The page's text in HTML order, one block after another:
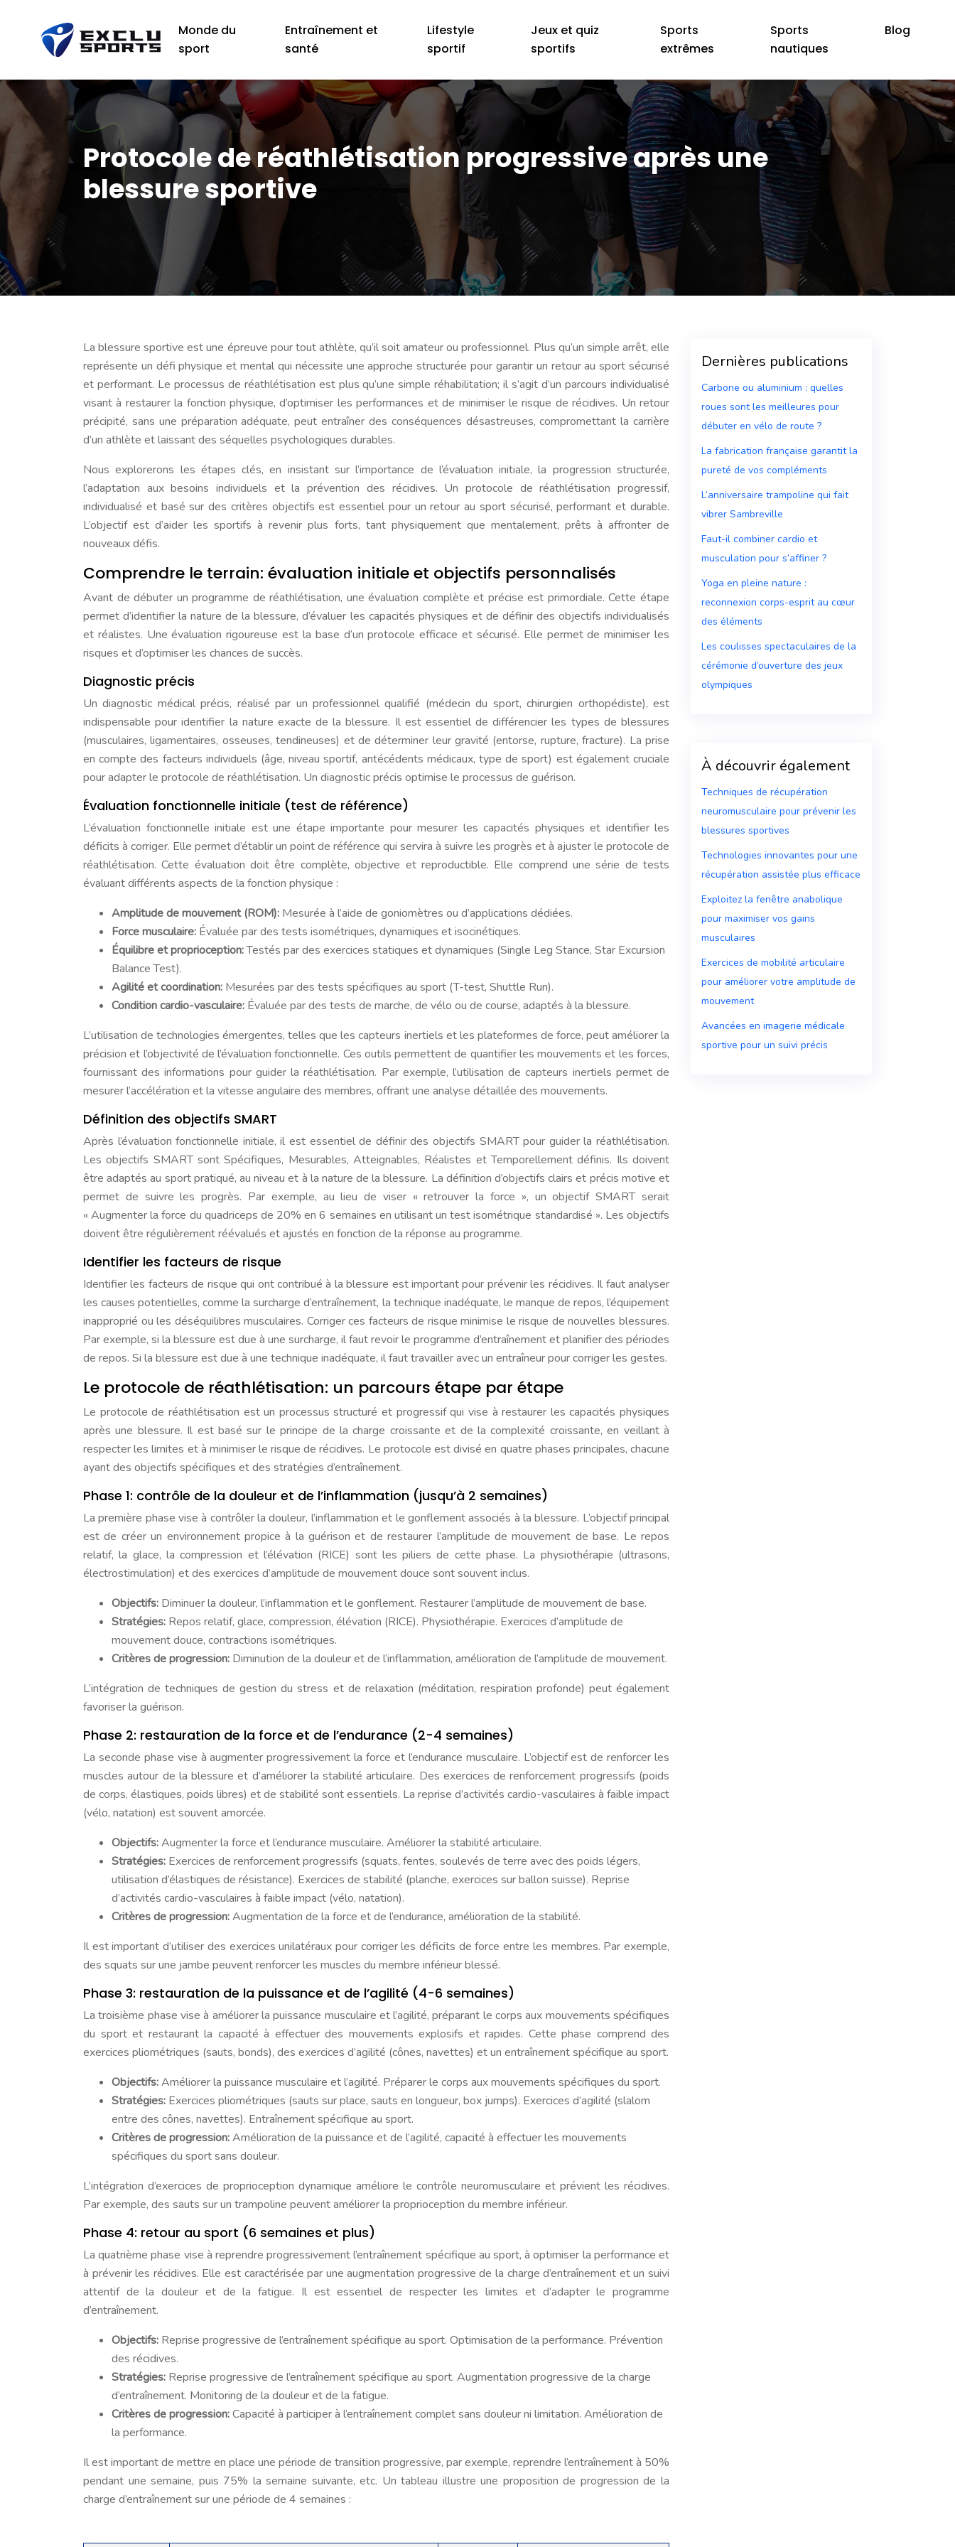
Monde du
sport
Entraînement et
santé
Lifestyle
sportif
Jeux et quiz
sportifs
Sports
extrêmes
Sports
nautiques
Blog
Protocole de réathlétisation progressive après une
blessure sportive
La blessure sportive est une épreuve pour tout athlète, qu’il soit amateur ou professionnel. Plus qu’un simple arrêt, elle
représente un défi physique et mental qui nécessite une approche structurée pour garantir un retour au sport sécurisé
et performant. Le processus de réathlétisation est plus qu’une simple réhabilitation; il s’agit d’un parcours individualisé
visant à restaurer la fonction physique, d’optimiser les performances et de minimiser le risque de récidives. Un retour
précipité, sans une préparation adéquate, peut entraîner des conséquences désastreuses, compromettant la carrière
d’un athlète et laissant des séquelles psychologiques durables.
Nous explorerons les étapes clés, en insistant sur l’importance de l’évaluation initiale, la progression structurée,
l’adaptation aux besoins individuels et la prévention des récidives. Un protocole de réathlétisation progressif,
individualisé et basé sur des critères objectifs est essentiel pour un retour au sport sécurisé, performant et durable.
L’objectif est d’aider les sportifs à revenir plus forts, tant physiquement que mentalement, prêts à affronter de
nouveaux défis.
Comprendre le terrain: évaluation initiale et objectifs personnalisés
Avant de débuter un programme de réathlétisation, une évaluation complète et précise est primordiale. Cette étape
permet d’identifier la nature de la blessure, d’évaluer les capacités physiques et de définir des objectifs individualisés
et réalistes. Une évaluation rigoureuse est la base d’un protocole efficace et sécurisé. Elle permet de minimiser les
risques et d’optimiser les chances de succès.
Diagnostic précis
Un diagnostic médical précis, réalisé par un professionnel qualifié (médecin du sport, chirurgien orthopédiste), est
indispensable pour identifier la nature exacte de la blessure. Il est essentiel de différencier les types de blessures
(musculaires, ligamentaires, osseuses, tendineuses) et de déterminer leur gravité (entorse, rupture, fracture). La prise
en compte des facteurs individuels (âge, niveau sportif, antécédents médicaux, type de sport) est également cruciale
pour adapter le protocole de réathlétisation. Un diagnostic précis optimise le processus de guérison.
Évaluation fonctionnelle initiale (test de référence)
L’évaluation fonctionnelle initiale est une étape importante pour mesurer les capacités physiques et identifier les
déficits à corriger. Elle permet d’établir un point de référence qui servira à suivre les progrès et à ajuster le protocole de
réathlétisation. Cette évaluation doit être complète, objective et reproductible. Elle comprend une série de tests
évaluant différents aspects de la fonction physique :
Amplitude de mouvement (ROM): Mesurée à l’aide de goniomètres ou d’applications dédiées.
Force musculaire: Évaluée par des tests isométriques, dynamiques et isocinétiques.
Équilibre et proprioception:Testés par des exercices statiques et dynamiques (Single Leg Stance, Star Excursion
Balance Test).
Agilité et coordination: Mesurées par des tests spécifiques au sport (T-test, Shuttle Run).
Condition cardio-vasculaire: Évaluée par des tests de marche, de vélo ou de course, adaptés à la blessure.
L’utilisation de technologies émergentes, telles que les capteurs inertiels et les plateformes de force, peut améliorer la
précision et l’objectivité de l’évaluation fonctionnelle. Ces outils permettent de quantifier les mouvements et les forces,
fournissant des informations pour guider la réathlétisation. Par exemple, l’utilisation de capteurs inertiels permet de
mesurer l’accélération et la vitesse angulaire des membres, offrant une analyse détaillée des mouvements.
Définition des objectifs SMART
Après l’évaluation fonctionnelle initiale, il est essentiel de définir des objectifs SMART pour guider la réathlétisation.
Les objectifs SMART sont Spécifiques, Mesurables, Atteignables, Réalistes et Temporellement définis. Ils doivent
être adaptés au sport pratiqué, au niveau et à la nature de la blessure. La définition d’objectifs clairs et précis motive et
permet de suivre les progrès. Par exemple, au lieu de viser « retrouver la force », un objectif SMART serait
« Augmenter la force du quadriceps de 20% en 6 semaines en utilisant un test isométrique standardisé ». Les objectifs
doivent être régulièrement réévalués et ajustés en fonction de la réponse au programme.
Identifier les facteurs de risque
Identifier les facteurs de risque qui ont contribué à la blessure est important pour prévenir les récidives. Il faut analyser
les causes potentielles, comme la surcharge d’entraînement, la technique inadéquate, le manque de repos, l’équipement
inapproprié ou les déséquilibres musculaires. Corriger ces facteurs de risque minimise le risque de nouvelles blessures.
Par exemple, si la blessure est due à une surcharge, il faut revoir le programme d’entraînement et planifier des périodes
de repos. Si la blessure est due à une technique inadéquate, il faut travailler avec un entraîneur pour corriger les gestes.
Le protocole de réathlétisation: un parcours étape par étape
Le protocole de réathlétisation est un processus structuré et progressif qui vise à restaurer les capacités physiques
après une blessure. Il est basé sur le principe de la charge croissante et de la complexité croissante, en veillant à
respecter les limites et à minimiser le risque de récidives. Le protocole est divisé en quatre phases principales, chacune
ayant des objectifs spécifiques et des stratégies d’entraînement.
Phase 1: contrôle de la douleur et de l’inflammation (jusqu’à 2 semaines)
La première phase vise à contrôler la douleur, l’inflammation et le gonflement associés à la blessure. L’objectif principal
est de créer un environnement propice à la guérison et de restaurer l’amplitude de mouvement de base. Le repos
relatif, la glace, la compression et l’élévation (RICE) sont les piliers de cette phase. La physiothérapie (ultrasons,
électrostimulation) et des exercices d’amplitude de mouvement douce sont souvent inclus.
Objectifs: Diminuer la douleur, l’inflammation et le gonflement. Restaurer l’amplitude de mouvement de base.
Stratégies: Repos relatif, glace, compression, élévation (RICE). Physiothérapie. Exercices d’amplitude de
mouvement douce, contractions isométriques.
Critères de progression: Diminution de la douleur et de l’inflammation, amélioration de l’amplitude de mouvement.
L’intégration de techniques de gestion du stress et de relaxation (méditation, respiration profonde) peut également
favoriser la guérison.
Phase 2: restauration de la force et de l’endurance (2-4 semaines)
La seconde phase vise à augmenter progressivement la force et l’endurance musculaire. L’objectif est de renforcer les
muscles autour de la blessure et d’améliorer la stabilité articulaire. Des exercices de renforcement progressifs (poids
de corps, élastiques, poids libres) et de stabilité sont essentiels. La reprise d’activités cardio-vasculaires à faible impact
(vélo, natation) est souvent amorcée.
Objectifs:Augmenter la force et l’endurance musculaire. Améliorer la stabilité articulaire.
Stratégies: Exercices de renforcement progressifs (squats, fentes, soulevés de terre avec des poids légers,
utilisation d’élastiques de résistance). Exercices de stabilité (planche, exercices sur ballon suisse). Reprise
d’activités cardio-vasculaires à faible impact (vélo, natation).
Critères de progression:Augmentation de la force et de l’endurance, amélioration de la stabilité.
Il est important d’utiliser des exercices unilatéraux pour corriger les déficits de force entre les membres. Par exemple,
des squats sur une jambe peuvent renforcer les muscles du membre inférieur blessé.
Phase 3: restauration de la puissance et de l’agilité (4-6 semaines)
La troisième phase vise à améliorer la puissance musculaire et l’agilité, préparant le corps aux mouvements spécifiques
du sport et restaurant la capacité à effectuer des mouvements explosifs et rapides. Cette phase comprend des
exercices pliométriques (sauts, bonds), des exercices d’agilité (cônes, navettes) et un entraînement spécifique au sport.
Objectifs:Améliorer la puissance musculaire et l’agilité. Préparer le corps aux mouvements spécifiques du sport.
Stratégies: Exercices pliométriques (sauts sur place, sauts en longueur, box jumps). Exercices d’agilité (slalom
entre des cônes, navettes). Entraînement spécifique au sport.
Critères de progression:Amélioration de la puissance et de l’agilité, capacité à effectuer les mouvements
spécifiques du sport sans douleur.
L’intégration d’exercices de proprioception dynamique améliore le contrôle neuromusculaire et prévient les récidives.
Par exemple, des sauts sur un trampoline peuvent améliorer la proprioception du membre inférieur.
Phase 4: retour au sport (6 semaines et plus)
La quatrième phase vise à reprendre progressivement l’entraînement spécifique au sport, à optimiser la performance et
à prévenir les récidives. Elle est caractérisée par une augmentation progressive de la charge d’entraînement et un suivi
attentif de la douleur et de la fatigue. Il est essentiel de respecter les limites et d’adapter le programme
d’entraînement.
Objectifs: Reprise progressive de l’entraînement spécifique au sport. Optimisation de la performance. Prévention
des récidives.
Stratégies: Reprise progressive de l’entraînement spécifique au sport. Augmentation progressive de la charge
d’entraînement. Monitoring de la douleur et de la fatigue.
Critères de progression:Capacité à participer à l’entraînement complet sans douleur ni limitation. Amélioration de
la performance.
Il est important de mettre en place une période de transition progressive, par exemple, reprendre l’entraînement à 50%
pendant une semaine, puis 75% la semaine suivante, etc. Un tableau illustre une proposition de progression de la
charge d’entraînement sur une période de 4 semaines :
Dernières publications
Carbone ou aluminium : quelles
roues sont les meilleures pour
débuter en vélo de route ?
La fabrication française garantit la
pureté de vos compléments
L’anniversaire trampoline qui fait
vibrer Sambreville
Faut-il combiner cardio et
musculation pour s’affiner ?
Yoga en pleine nature :
reconnexion corps-esprit au cœur
des éléments
Les coulisses spectaculaires de la
cérémonie d’ouverture des jeux
olympiques
À découvrir également
Techniques de récupération
neuromusculaire pour prévenir les
blessures sportives
Technologies innovantes pour une
récupération assistée plus efficace
Exploitez la fenêtre anabolique
pour maximiser vos gains
musculaires
Exercices de mobilité articulaire
pour améliorer votre amplitude de
mouvement
Avancées en imagerie médicale
sportive pour un suivi précis